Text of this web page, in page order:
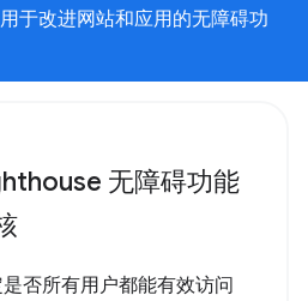
于改进网站和应用的无障碍功
无障碍功能
否所有用户都能有效访问